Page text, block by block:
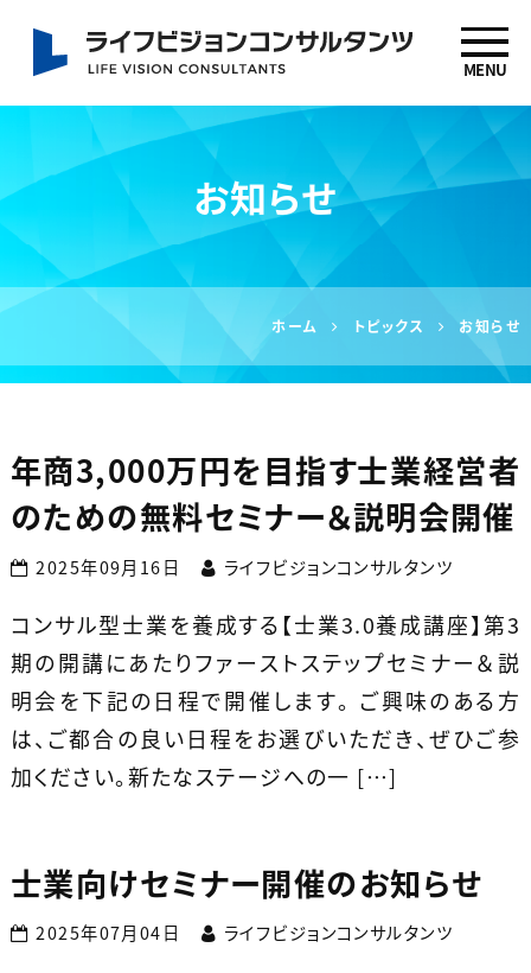
社労士 坂下信也 ライ
フビジョンコンサルタ
ンツ
MENU
お知らせ
ホーム トピックス お知らせ
年商3,000万円を目指す士業経営者
のための無料セミナー＆説明会開催
2025年09月16日 ライフビジョンコンサルタンツ
コンサル型士業を養成する【士業3.0養成講座】第3
期の開講にあたりファーストステップセミナー＆説
明会を下記の日程で開催します。 ご興味のある方
は、ご都合の良い日程をお選びいただき、ぜひご参
加ください。新たなステージへの一 […]
士業向けセミナー開催のお知らせ
2025年07月04日 ライフビジョンコンサルタンツ